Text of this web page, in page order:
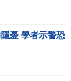
憂 學者示警恐